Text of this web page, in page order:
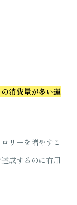
消費量が多い運
リーを増やすこ
成するのに有用